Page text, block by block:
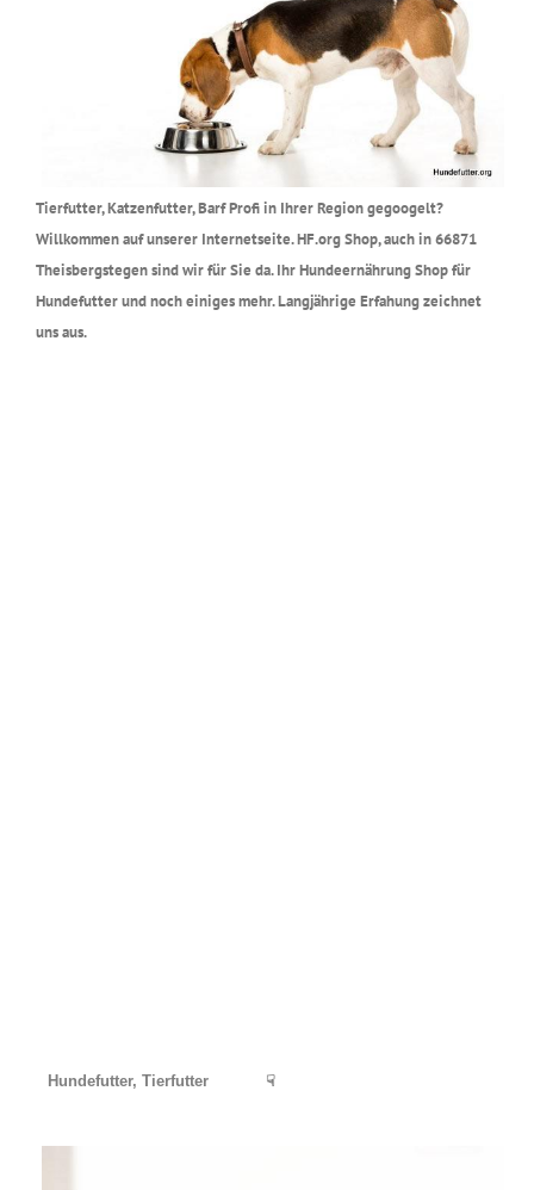
Tierfutter, Katzenfutter, Barf Profi in Ihrer Region gegoogelt?
Willkommen auf unserer Internetseite. HF.org Shop, auch in 66871
Theisbergstegen sind wir für Sie da. Ihr Hundeernährung Shop für
Hundefutter und noch einiges mehr. Langjährige Erfahung zeichnet
uns aus.
Hundefutter, Tierfutter ☟